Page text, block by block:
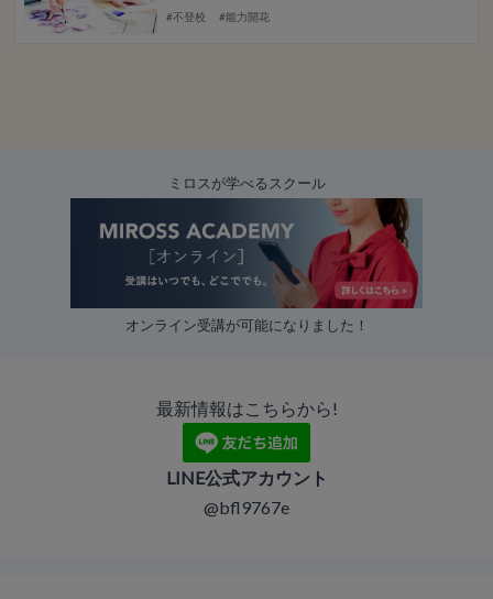
#不登校 #能力開花
ミロスが学べるスクール
オンライン受講が可能になりました！
最新情報はこちらから!
LINE公式アカウント
@bfl9767e